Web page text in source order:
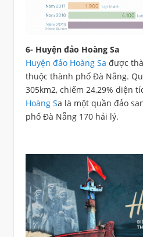
6- Huyện đảo Hoàng Sa
Huyện đảo Hoàng Sa được
thuộc thành phố Đà Nẵng.
305km2, chiếm 24,29% diện
Hoàng Sa là một quần đảo
phố Đà Nẵng 170 hải lý.